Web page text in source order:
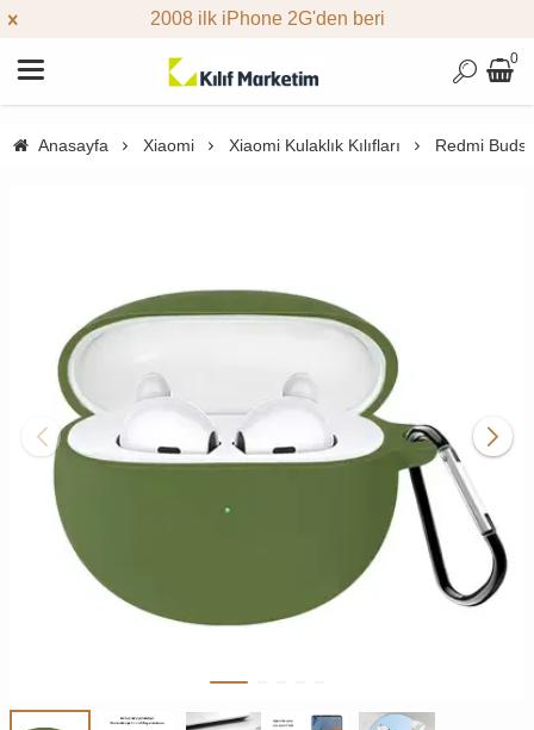
2008 ilk iPhone 2G'den beri
0
Anasayfa Xiaomi Xiaomi Kulaklık Kılıfları Redmi Buds